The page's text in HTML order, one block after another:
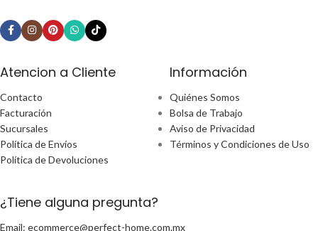
Atencion a Cliente
Contacto
Facturación
Sucursales
Política de Envíos
Política de Devoluciones
Información
Quiénes Somos
Bolsa de Trabajo
Aviso de Privacidad
Términos y Condiciones de Uso
¿Tiene alguna pregunta?
Email: ecommerce@perfect-home.com.mx